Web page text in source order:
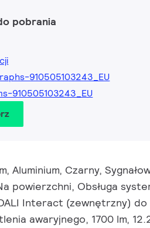
pobrania
910505103243_EU
910505103243_EU
Aluminium, Czarny,
powierzchni, Obsługa
Interact (zewnętrzny) do
awaryjnego, 1700 lm,